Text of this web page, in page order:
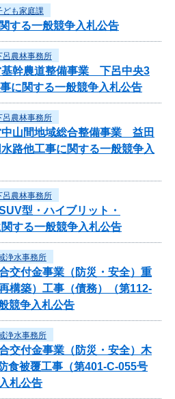
ども家庭課
する一般競争入札公告
呂農林事務所
基幹農道整備事業 下呂中央3
に関する一般競争入札公告
呂農林事務所
中山間地域総合整備事業 益田
路他工事に関する一般競争入
呂農林事務所
型・ハイブリット・
する一般競争入札公告
浄水事務所
交付金事業（防災・安全）重
構築）工事（債務）（第112-
競争入札公告
浄水事務所
交付金事業（防災・安全）木
食被覆工事（第401-C-055号
札公告